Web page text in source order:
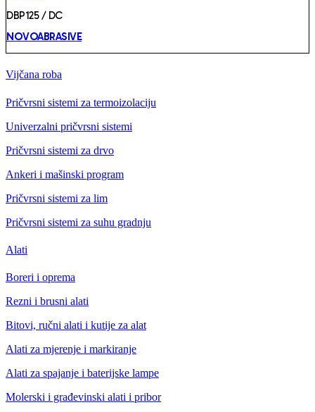
DBP125 / DC
NOVOABRASIVE
Vijčana roba
Pričvrsni sistemi za termoizolaciju
Univerzalni pričvrsni sistemi
Pričvrsni sistemi za drvo
Ankeri i mašinski program
Pričvrsni sistemi za lim
Pričvrsni sistemi za suhu gradnju
Alati
Boreri i oprema
Rezni i brusni alati
Bitovi, ručni alati i kutije za alat
Alati za mjerenje i markiranje
Alati za spajanje i baterijske lampe
Molerski i građevinski alati i pribor